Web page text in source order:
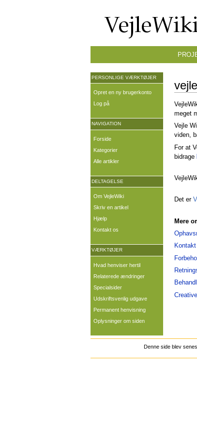
meget
Vejle
viden,
For at
bidrage
Det er
Mere
PERSONLIGE VÆRKTØJER
Opret en ny brugerkonto
Log på
NAVIGATION
Forside
Kategorier
Alle artikler
DELTAGELSE
Om VejleWiki
Skriv en artikel
Hjælp
Kontakt os
VÆRKTØJER
Hvad henviser hertil
Relaterede ændringer
Specialsider
Udskriftsvenlig udgave
Permanent henvisning
Oplysninger om siden
Denne side blev